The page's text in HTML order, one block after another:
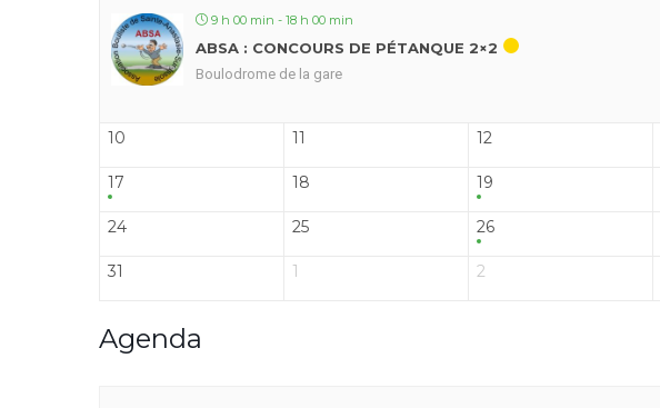
9 h 00 min - 18 h 00 min
ABSA : CONCOURS DE PÉTANQUE 2×2
Boulodrome de la gare
10 11 12
17 18 19
24 25 26
31 1 2
Agenda